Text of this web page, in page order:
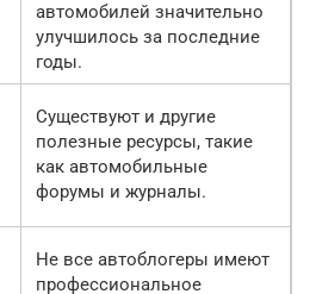
автомобилей значительно
улучшилось за последние
годы.
Существуют и другие
полезные ресурсы, такие
как автомобильные
форумы и журналы.
Не все автоблогеры имеют
профессиональное